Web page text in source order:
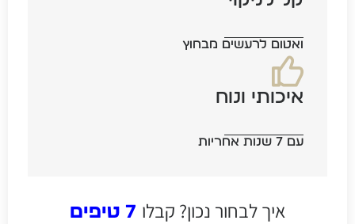
ואטום לרעשים מבחוץ
איכותי ונוח
עם 7 שנות אחריות
איך לבחור נכון? קבלו
7 טיפים